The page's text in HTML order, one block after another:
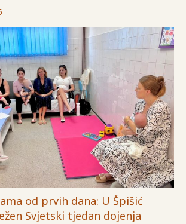
od prvih dana: U Špišić
Svjetski tjedan dojenja